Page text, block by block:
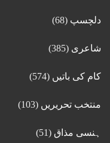
دلچسپ (68)
شاعری (385)
کام کی باتیں (574)
منتخب تحریریں (103)
ہنسی مذاق (51)